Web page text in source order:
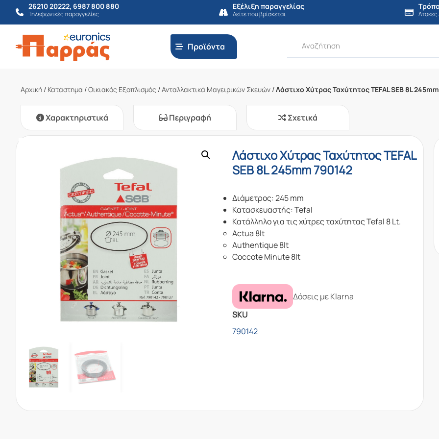
26210 20222, 6987 800 880
Τηλεφωνικές παραγγελίες
Εξέλιξη παραγγελίας
Δείτε που βρίσκεται Άτοκες
Προϊόντα
Αρχική / Κατάστημα /Οικιακός Εξοπλισμός /Ανταλλακτικά Μαγειρικών Σκευών /Λάστιχο Χύτρας Ταχύτητος TEFAL SEB 8L
Χαρακτηριστικά Περιγραφή Σχετικά
Λάστιχο Χύτρας Ταχύτητος TEFAL
SEB 8L 245mm 790142
Διάμετρος: 245 mm
Κατασκευαστής: Tefal
Κατάλληλο για τις χύτρες ταχύτητας Tefal 8 Lt.
Actua 8lt
Authentique 8lt
Coccote Minute 8lt
Δόσεις με Klarna
SKU
790142